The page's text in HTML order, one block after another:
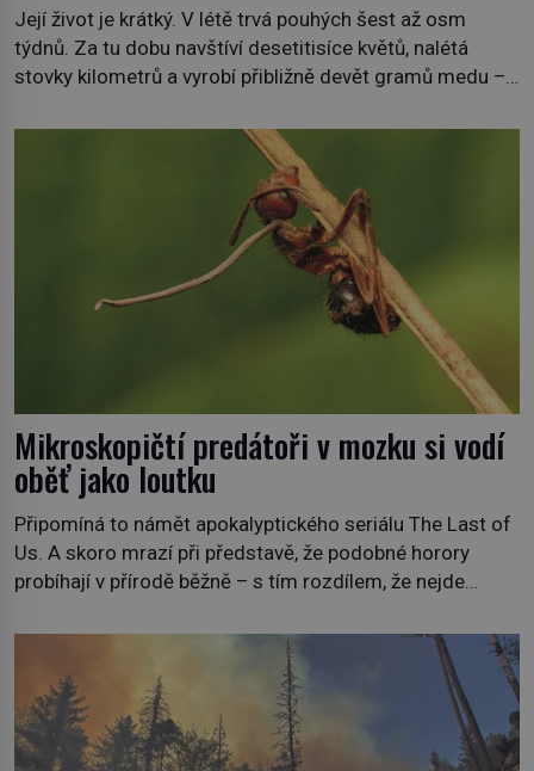
Její život je krátký. V létě trvá pouhých šest až osm
týdnů. Za tu dobu navštíví desetitisíce květů, nalétá
stovky kilometrů a vyrobí přibližně devět gramů medu –
bezvýznamná. Teprve když se spojí s dalšími desítkami
tisíc příslušnic svého včelstva, vznikne jeden z
nejdokonalejších organismů […]
Mikroskopičtí predátoři v mozku si vodí
oběť jako loutku
Připomíná to námět apokalyptického seriálu The Last of
Us. A skoro mrazí při představě, že podobné horory
probíhají v přírodě běžně – s tím rozdílem, že nejde
dokáže ovládat jen vývojově nesrovnatelně jednodušší
živočichy, než je člověk. Najít skutečné zombie není nic
nemožného ani v naší přírodě. […]